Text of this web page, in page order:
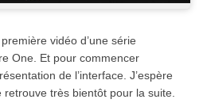
vidéo d’une série
One. Et pour commencer
de l’interface. J’espère
très bientôt pour la suite.